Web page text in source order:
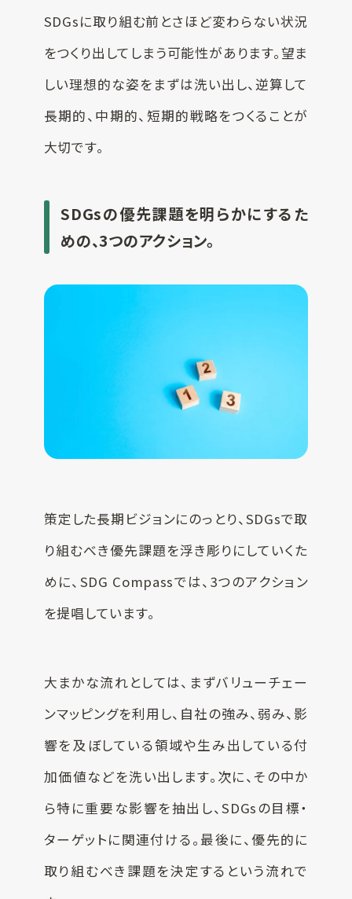
SDGsに取り組む前とさほど変わらない状況
をつくり出してしまう可能性があります。望ま
しい理想的な姿をまずは洗い出し、逆算して
長期的、中期的、短期的戦略をつくることが
大切です。
SDGsの優先課題を明らかにするた
めの、3つのアクション。
策定した長期ビジョンにのっとり、SDGsで取
り組むべき優先課題を浮き彫りにしていくた
めに、SDG Compassでは、3つのアクション
を提唱しています。
大まかな流れとしては、まずバリューチェー
ンマッピングを利用し、自社の強み、弱み、影
響を及ぼしている領域や生み出している付
加価値などを洗い出します。次に、その中か
ら特に重要な影響を抽出し、SDGsの目標・
ターゲットに関連付ける。最後に、優先的に
取り組むべき課題を決定するという流れで